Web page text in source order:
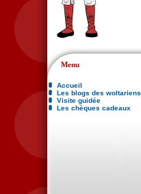
Menu
Accueil
Les blogs des woltariens
Visite guidée
Les chèques cadeaux